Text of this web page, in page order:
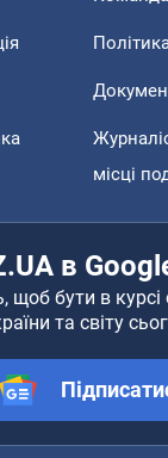
місці
в
щоб бути в курсі
та світу